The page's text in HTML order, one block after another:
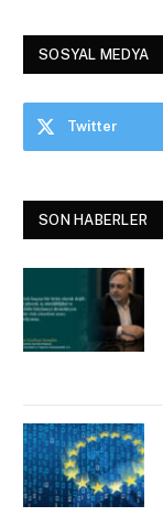
SOSYAL MEDYA
Twitter
SON HABERLER